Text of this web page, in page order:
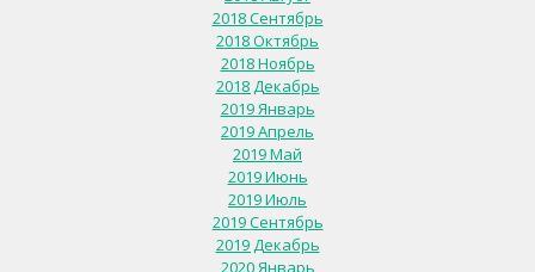
2018 Сентябрь
2018 Октябрь
2018 Ноябрь
2018 Декабрь
2019 Январь
2019 Апрель
2019 Май
2019 Июнь
2019 Июль
2019 Сентябрь
2019 Декабрь
2020 Январь